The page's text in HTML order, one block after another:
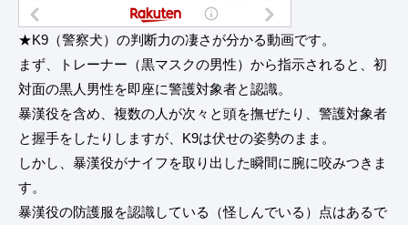
★K9（警察犬）の判断力の凄さが分かる動画です。
まず、トレーナー（黒マスクの男性）から指示されると、初
対面の黒人男性を即座に警護対象者と認識。
暴漢役を含め、複数の人が次々と頭を撫ぜたり、警護対象者
と握手をしたりしますが、K9は伏せの姿勢のまま。
しかし、暴漢役がナイフを取り出した瞬間に腕に咬みつきま
す。
暴漢役の防護服を認識している（怪しんでいる）点はあるで